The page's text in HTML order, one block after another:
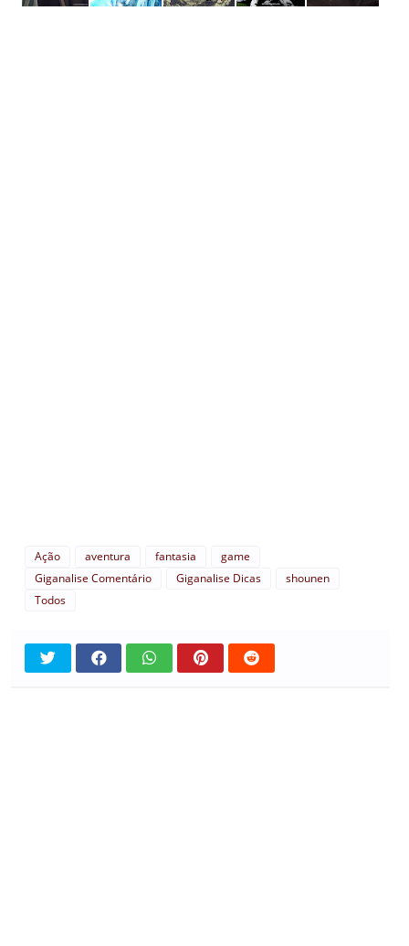
Ação aventura fantasia
game
Giganalise Comentário
Giganalise Dicas
shounen
Todos